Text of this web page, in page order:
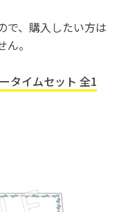
で、購入したい方は
。
タイムセット 全1